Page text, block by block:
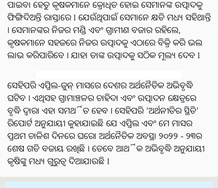
ପାଇବା ହେତୁ କୃଷକମାନେ କ୍ରୋଧିତ ହୋଇ ସେମାନଙ୍କ ଉତ୍ପାଦକୁ
ଫିଙ୍ଗିଦିଅନ୍ତି ରାସ୍ତାରେ l ଯେଉଁଥିପାଇଁ ସେମାନେ କ୍ଷତି ମଧ୍ୟ ସହିଥାନ୍ତି
। ସେମାନଙ୍କର ନିଜର ମଣ୍ଡି ଏବଂ ଗ୍ରାମୀଣ ବଜାର ରହିଲେ,
କୃଷକମାନେ ସହଜରେ ନିଜର ଉତ୍ପାଦକୁ ଏଠାରେ ବିକ୍ରି କରି ଭଲ
ଲାଭ କରିପାରିବେ । ଯାହା ତାଙ୍କ ଉତ୍ପାଦକୁ ସଠିକ ମୂଲ୍ୟ ଦେବ l
ସେହିପରି ଏପ୍ରିଲ-ଜୁନ୍ ମାସରେ ଦେଶର ଅର୍ଥନୈତିକ ଅଭିବୃଦ୍ଧି
ଘଟିବ । ଏଥିସହ ଗ୍ରାମାଞ୍ଚଳର ଚାହିଦା ଏବଂ ଉତ୍ପାଦନ କ୍ଷେତ୍ରରେ
ବୃଦ୍ଧି ଦ୍ୱାରା ଏହା ସମର୍ଥିତ ହେବ । ସେହିପରି 'ଅର୍ଥନୀତିର ସ୍ଥିତି'
ରିପୋର୍ଟ ଅନୁଯାୟୀ କୁହାଯାଇଛି ଯେ ଏପ୍ରିଲ ଏବଂ ମେ ମାସର
ପ୍ରଥମ ଚାଳିଶ ଦିନରେ ଘରୋ ଅର୍ଥନୈତିକ ଅବସ୍ଥା ୨୦୨୨ - ୨୩ର
ଶେଷ ଗତି ବଜାୟ ରଖିଛି । ତେବେ ଆର୍ଥିକ ଅଭିବୃଦ୍ଧି ଅନୁଯାୟୀ
କୃଷିଙ୍କୁ ମଧ୍ୟ ଗୁରୁତ୍ୱ ଦିଆଯାଉଛି l